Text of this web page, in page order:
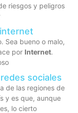
riesgos y peligros
Sea bueno o malo,
por Internet.
sociales
de las regiones de
y es que, aunque
lo cierto